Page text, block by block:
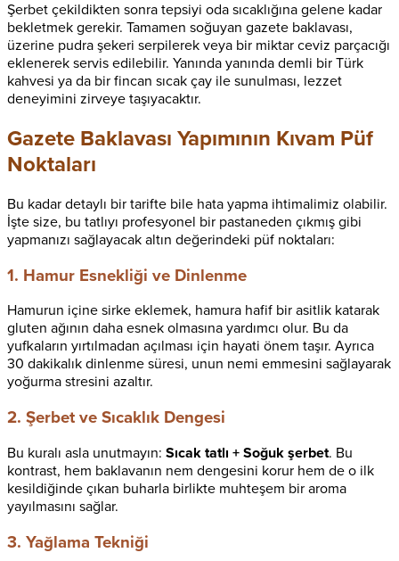
Şerbet çekildikten sonra tepsiyi oda sıcaklığına gelene kadar
bekletmek gerekir. Tamamen soğuyan gazete baklavası,
üzerine pudra şekeri serpilerek veya bir miktar ceviz parçacığı
eklenerek servis edilebilir. Yanında yanında demli bir Türk
kahvesi ya da bir fincan sıcak çay ile sunulması, lezzet
deneyimini zirveye taşıyacaktır.
Gazete Baklavası Yapımının Kıvam Püf
Noktaları
Bu kadar detaylı bir tarifte bile hata yapma ihtimalimiz olabilir.
İşte size, bu tatlıyı profesyonel bir pastaneden çıkmış gibi
yapmanızı sağlayacak altın değerindeki püf noktaları:
1. Hamur Esnekliği ve Dinlenme
Hamurun içine sirke eklemek, hamura hafif bir asitlik katarak
gluten ağının daha esnek olmasına yardımcı olur. Bu da
yufkaların yırtılmadan açılması için hayati önem taşır. Ayrıca
30 dakikalık dinlenme süresi, unun nemi emmesini sağlayarak
yoğurma stresini azaltır.
2. Şerbet ve Sıcaklık Dengesi
Bu kuralı asla unutmayın: Sıcak tatlı + Soğuk şerbet. Bu
kontrast, hem baklavanın nem dengesini korur hem de o ilk
kesildiğinde çıkan buharla birlikte muhteşem bir aroma
yayılmasını sağlar.
3. Yağlama Tekniği